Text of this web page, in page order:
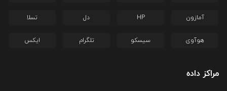
آمازون HP دل تسلا
هوآوی سیسکو تلگرام ایکس
مراکز داده